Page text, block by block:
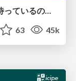
63 45k